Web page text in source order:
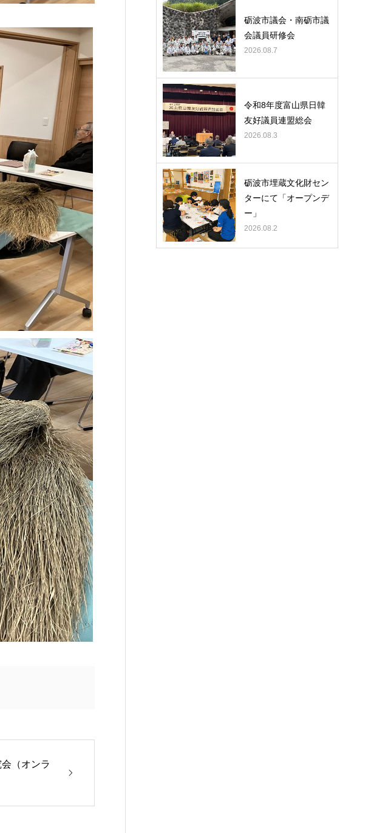
（オンラ
砺波市議会・南砺市議
会議員研修会
2026.08.7
令和8年度富山県日韓
友好議員連盟総会
2026.08.3
砺波市埋蔵文化財セン
ターにて「オープンデ
ー」
2026.08.2